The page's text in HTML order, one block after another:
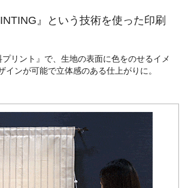
』という技術を使った印刷
リント』で、生地の表面に色をのせるイメ
インが可能で立体感のある仕上がりに。